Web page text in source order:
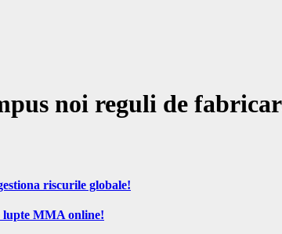
noi reguli de
riscurile globale!
lupte MMA online!